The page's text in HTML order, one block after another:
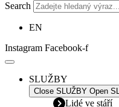
Search
EN
Instagram Facebook-f
SLUŽBY
Close SLUŽBY Open
Lidé ve stáří